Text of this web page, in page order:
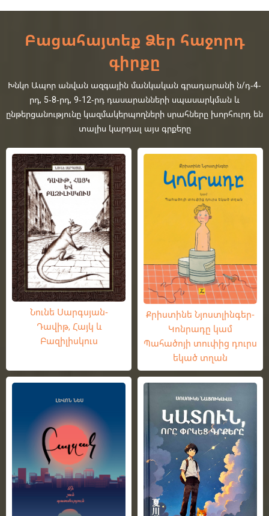
Բացահայտեք Ձեր հաջորդ
գիրքը
Խնկո Ապոր անվան ազգային մանկական գրադարանի ն/դ-4-
րդ, 5-8-րդ, 9-12-րդ դասարանների սպասարկման և
ընթերցանությունը կազմակերպողների սրահները խորհուրդ են
տալիս կարդալ այս գրքերը
Նունե Սարգսյան-
Դավիթ, Հայկ և
Բազիլիսկուս
Քրիստինե Նյոստլինգեր-
Կոնրադը կամ
Պահածոյի տուփից դուրս
եկած տղան